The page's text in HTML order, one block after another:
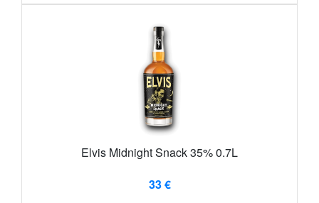
Elvis Midnight Snack 35% 0.7L
33 €